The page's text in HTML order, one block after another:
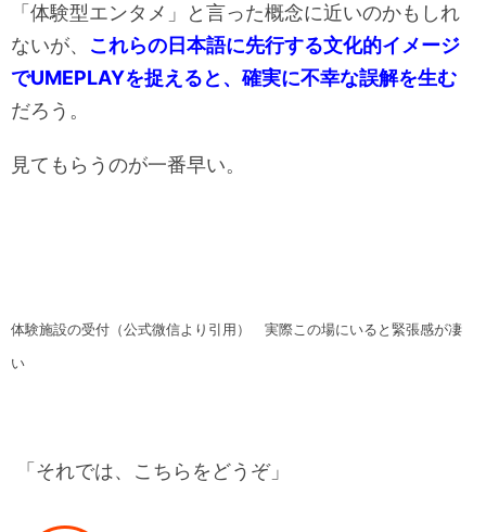
「体験型エンタメ」と言った概念に近いのかもしれ
ないが、 これらの日本語に先行する文化的イメージ
でUMEPLAYを捉えると、確実に不幸な誤解を生む
だろう。
見てもらうのが一番早い。
体験施設の受付（公式微信より引用） 実際この場にいると緊張感が凄
い
「それでは、こちらをどうぞ」